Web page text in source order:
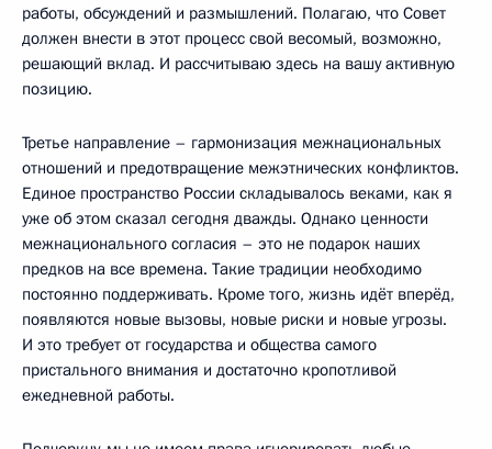
работы, обсуждений и размышлений. Полагаю, что Совет
должен внести в этот процесс свой весомый, возможно,
решающий вклад. И рассчитываю здесь на вашу активную
позицию.
Третье направление – гармонизация межнациональных
отношений и предотвращение межэтнических конфликтов.
Единое пространство России складывалось веками, как я
уже об этом сказал сегодня дважды. Однако ценности
межнационального согласия – это не подарок наших
предков на все времена. Такие традиции необходимо
постоянно поддерживать. Кроме того, жизнь идёт вперёд,
появляются новые вызовы, новые риски и новые угрозы.
И это требует от государства и общества самого
пристального внимания и достаточно кропотливой
ежедневной работы.